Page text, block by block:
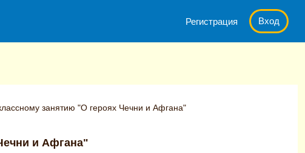
Регистрация Вход
занятию "О героях Чечни и Афгана"
и Афгана"